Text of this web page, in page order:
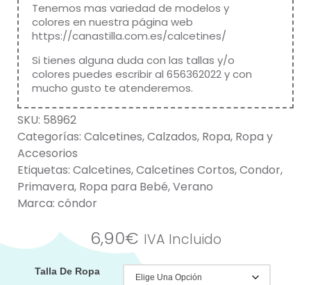
Tenemos mas variedad de modelos y
colores en nuestra página web
https://canastilla.com.es/calcetines/
Si tienes alguna duda con las tallas y/o
colores puedes escribir al 656362022 y con
mucho gusto te atenderemos.
SKU: 58962
Categorías: Calcetines,Calzados, Ropa, Ropa y
Accesorios
Etiquetas: Calcetines,Calcetines Cortos,Condor,
Primavera, Ropa para Bebé,Verano
Marca: cóndor
6,90€ IVA Incluido
Talla De Ropa